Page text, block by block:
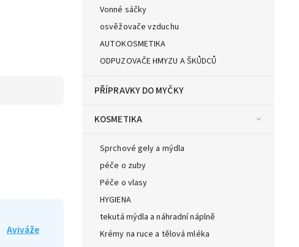
Vonné sáčky
osvěžovače vzduchu
AUTOKOSMETIKA
ODPUZOVAČE HMYZU A ŠKŮDCŮ
PŘÍPRAVKY DO MYČKY
KOSMETIKA
Sprchové gely a mýdla
péče o zuby
Péče o vlasy
HYGIENA
tekutá mýdla a náhradní náplně
Krémy na ruce a tělová mléka
Aviváže